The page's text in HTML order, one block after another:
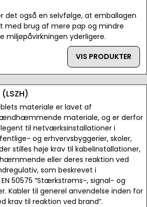
det også en selvfølge, at emballagen
brug af mere pap og mindre
miljøpåvirkningen yderligere.
VIS PRODUKTER
materiale er lavet af
materiale, og er derfor
til netværksinstallationer i
og erhvervsbyggerier, skoler,
stilles høje krav til kabelinstallationer,
eller deres reaktion ved
som beskrevet i
50575 ”Stærkstrøms-, signal- og
Kabler til generel anvendelse inden for
krav til reaktion ved brand”.